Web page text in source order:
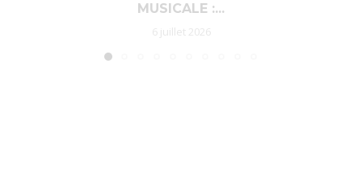
MUSICALE :...
6 juillet 2026